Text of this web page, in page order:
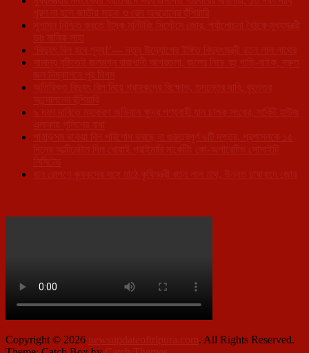
পূরণ না হলে জাতীয় সড়ক ও রেল অবরোধের হুঁশিয়ারি
সুশাসন নিশ্চিত করতে টাস্ক মনিটরিং সিস্টেমে জোর, পর্যালোচনা বৈঠকে মুখ্যমন্ত্রী
ডাঃ মানিক সাহা
‘বিদ্যুৎ বিল হবে শূন্য!’— নতুন উদ্যোগের ইঙ্গিত বিদ্যুৎমন্ত্রী রতন লাল নাথের
সামান্য বৃষ্টিতেই জলমগ্ন রাজধানী আগরতলা, জলের নিচে বহু গাড়ি-বাইক, দ্রুত
জল নিষ্কাশনে পুর নিগম
অতিরিক্ত বিদ্যুৎ বিল নিয়ে গ্রাহকদের বিক্ষোভ, তদন্তের দাবি, বৃহত্তর
আন্দোলনের হুঁশিয়ারি
৯ দফা দাবিতে মহাকরণ অভিযান ক্ষুদ্র পণ্যবাহী যান চালক সংঘের, সার্কিট হাউজ
এলাকায় পুলিশের বাধা
পাহাড়সম বকেয়া বিল পরিশোধ করছে না গুরুত্বপূর্ণ ৬টি দপ্তর, প্রশাসনকে ১৫
দিনের আল্টিমেটাম দিল খোয়াই প্রাইমারি মার্কেটিং কো-অপারেটিভ সোসাইটি
লিমিটেড
ধান রোপণে কৃষকদের সঙ্গে মাঠে কৃষিমন্ত্রী রতন লাল নাথ, উন্নত চাষাবাদে জোর
Copyright © 2026 newsupdateoftripura.com. All Rights Reserved.